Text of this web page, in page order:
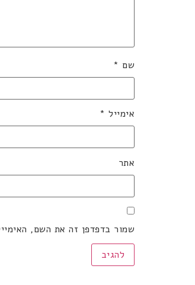
שם *
אימייל *
אתר
שמור בדפדפן זה את השם,